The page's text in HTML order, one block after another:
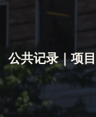
公共记录｜项目